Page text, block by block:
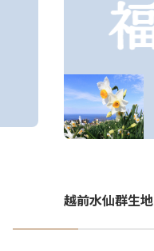
越前水仙群生地